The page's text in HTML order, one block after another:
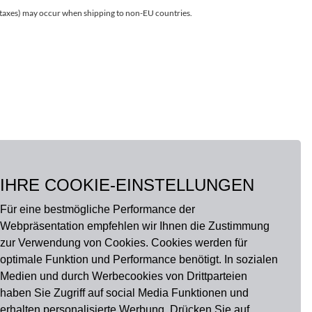
IHRE COOKIE-EINSTELLUNGEN
Für eine bestmögliche Performance der
Webpräsentation empfehlen wir Ihnen die Zustimmung
zur Verwendung von Cookies. Cookies werden für
optimale Funktion und Performance benötigt. In sozialen
Medien und durch Werbecookies von Drittparteien
haben Sie Zugriff auf social Media Funktionen und
may occur when shipping to non-EU countries.